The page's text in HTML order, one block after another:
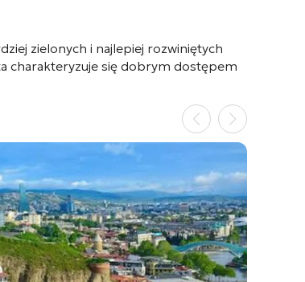
zielonych i najlepiej rozwiniętych
charakteryzuje się dobrym dostępem